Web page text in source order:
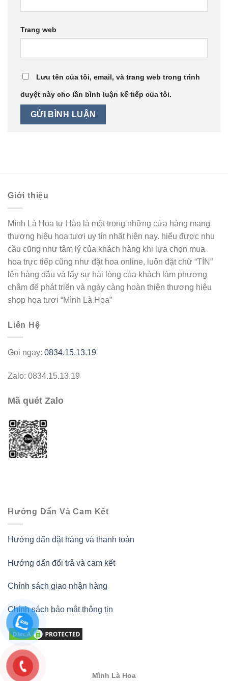
Trang web
Lưu tên của tôi, email, và trang web trong trình
duyệt này cho lần bình luận kế tiếp của tôi.
Giới thiệu
Mình Là Hoa tự Hào là một trong những cửa hàng mang
thương hiệu hoa tươi uy tín nhất hiện nay. hiểu được nhu
cầu cũng như tâm lý của khách hàng khi lựa chọn mua
hoa trực tiếp cũng như đặt hoa online, luôn đặt chữ “TÍN”
lên hàng đầu và lấy sự hài lòng của khách làm phương
châm để phát triển và ngày càng hoàn thiện thương hiệu
shop hoa tươi “Mình Là Hoa”
Liên Hệ
Gọi ngay: 0834.15.13.19
Zalo: 0834.15.13.19
Mã quét Zalo
Hướng Dẩn Và Cam Kết
Hướng dẩn đặt hàng và thanh toán
Hướng dẩn đổi trả và cam kết
Chính sách giao nhận hàng
Chính sách bảo mật thông tin
Mình Là Hoa